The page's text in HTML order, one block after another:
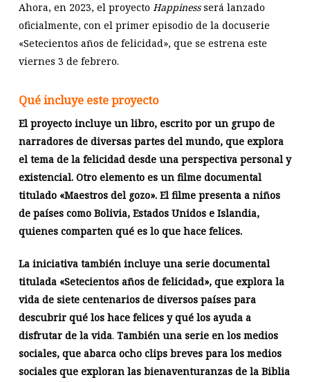
Ahora, en 2023, el proyecto Happinessserá lanzado
oficialmente, con el primer episodio de la docuserie
«Setecientos años de felicidad», que se estrena este
viernes 3 de febrero.
Qué incluye este proyecto
El proyecto incluye un libro, escrito por un grupo de
narradores de diversas partes del mundo, que explora
el tema de la felicidad desde una perspectiva personal y
existencial. Otro elemento es un filme documental
titulado «Maestros del gozo». El filme presenta a niños
de países como Bolivia, Estados Unidos e Islandia,
quienes comparten qué es lo que hace felices.
La iniciativa también incluye una serie documental
titulada «Setecientos años de felicidad», que explora la
vida de siete centenarios de diversos países para
descubrir qué los hace felices y qué los ayuda a
disfrutar de la vida. También una serie en los medios
sociales, que abarca ocho clips breves para los medios
sociales que exploran las bienaventuranzas de la Biblia